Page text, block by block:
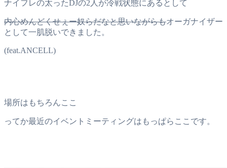
ナイフレの太ったDJの2人が冷戦状態にあるとして
内心めんどくせぇー奴らだなと思いながらもオーガナイザー
として一肌脱いできました。
(feat.ANCELL)
場所はもちろんここ
ってか最近のイベントミーティングはもっぱらここです。